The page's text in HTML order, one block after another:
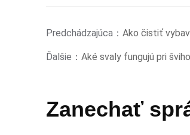
Predchádzajúca：Ako čistiť
Ďalšie：Aké svaly fungujú pri
Zanechať